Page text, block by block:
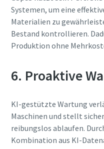
Systemen, um eine
Materialien zu
Bestand kontrollieren.
Produktion ohne
6. Proaktive
KI-gestützte Wartung
Maschinen und stellt
reibungslos ablaufen.
Kombination aus KI-